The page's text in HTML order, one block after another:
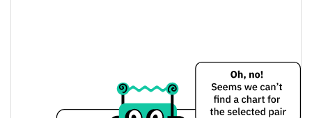
Precio de ayer de Jupiter Perpetuals Liquidity
Provider Token